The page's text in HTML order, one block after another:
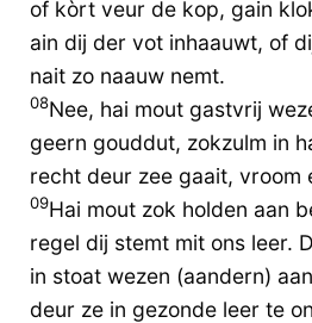
of kòrt veur de kop, gain
ain dij der vot inhaauwt, of
nait zo naauw nemt.
08Nee, hai mout gastvrij
geern gouddut, zokzulm in
recht deur zee gaait, vroom
09Hai mout zok holden aan
regel dij stemt mit ons leer.
in stoat wezen (aandern)
deur ze in gezonde leer te